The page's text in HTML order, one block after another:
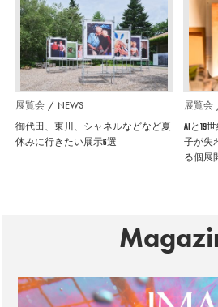
展覧会 NEWS
御代田、東川、シャネルなどなど夏
休みに行きたい展示6選
展覧会
AIと19
子が失
る個展